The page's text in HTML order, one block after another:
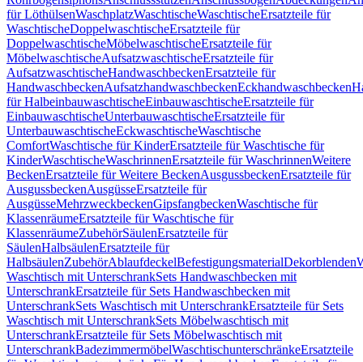
für LöthülsenWaschplatzWaschtischeWaschtischeErsatzteile für
WaschtischeDoppelwaschtischeErsatzteile für
DoppelwaschtischeMöbelwaschtischeErsatzteile für
MöbelwaschtischeAufsatzwaschtischeErsatzteile für
AufsatzwaschtischeHandwaschbeckenErsatzteile für
HandwaschbeckenAufsatzhandwaschbeckenEckhandwaschbecken
für HalbeinbauwaschtischeEinbauwaschtischeErsatzteile für
EinbauwaschtischeUnterbauwaschtischeErsatzteile für
UnterbauwaschtischeEckwaschtischeWaschtische
ComfortWaschtische für KinderErsatzteile für Waschtische für
KinderWaschtischeWaschrinnenErsatzteile für WaschrinnenWeitere
BeckenErsatzteile für Weitere BeckenAusgussbeckenErsatzteile für
AusgussbeckenAusgüsseErsatzteile für
AusgüsseMehrzweckbeckenGipsfangbeckenWaschtische für
KlassenräumeErsatzteile für Waschtische für
KlassenräumeZubehörSäulenErsatzteile für
SäulenHalbsäulenErsatzteile für
HalbsäulenZubehörAblaufdeckelBefestigungsmaterialDekorblenden
Waschtisch mit UnterschrankSets Handwaschbecken mit
UnterschrankErsatzteile für Sets Handwaschbecken mit
UnterschrankSets Waschtisch mit UnterschrankErsatzteile für Sets
Waschtisch mit UnterschrankSets Möbelwaschtisch mit
UnterschrankErsatzteile für Sets Möbelwaschtisch mit
UnterschrankBadezimmermöbelWaschtischunterschränkeErsatzteile